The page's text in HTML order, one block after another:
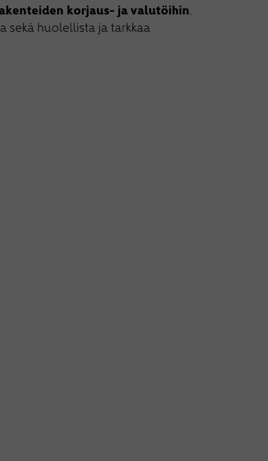
korjaus- ja valutöihin.
sekä huolellista ja tarkkaa